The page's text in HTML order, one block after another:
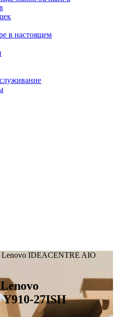
в настоящем
Lenovo IDEACENTRE AIO
27ISH